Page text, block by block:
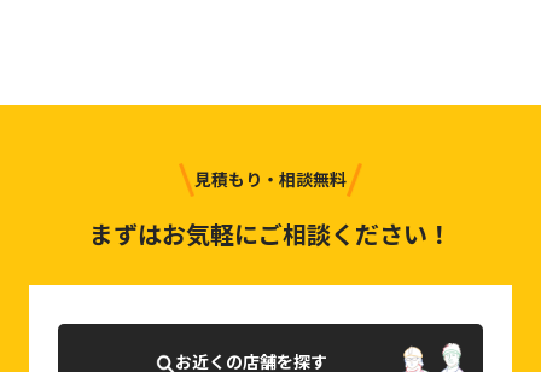
見積もり・相談無料
まずはお気軽にご相談ください！
お近くの店舗を探す